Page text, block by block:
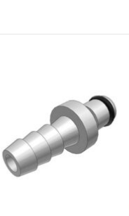
IN DEN WARENKORB